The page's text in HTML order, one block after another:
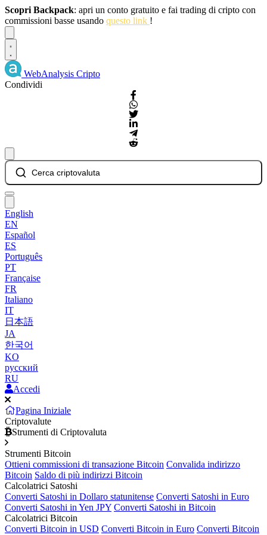
Scopri Backpack: apri un conto gratuito e fai trading di cripto con
commissioni basse usando questo link !
WebAnalysis Cripto
Condividi
Cerca criptovaluta
English
EN
Español
ES
Português
PT
Française
FR
Italiano
IT
日本語
JA
한국어
KO
русский
RU
Accedi
Pagina Iniziale
Criptovalute
Strumenti di Criptovaluta
Strumenti Bitcoin
Ottieni commissioni di transazione Bitcoin Convalida indirizzo
Bitcoin Saldo di più indirizzi Bitcoin
Calcolatrici Satoshi
Converti Satoshi in Dollaro statunitense Converti Satoshi in Euro
Converti Satoshi in Yen JPY Converti Satoshi in Bitcoin
Calcolatrici Bitcoin
Converti Bitcoin in USD Converti Bitcoin in Euro Converti Bitcoin